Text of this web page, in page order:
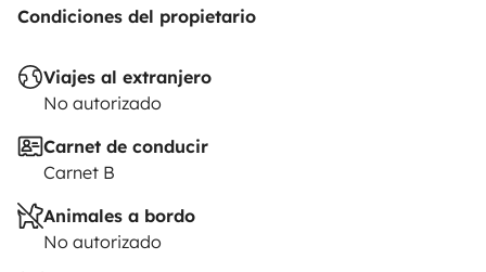
Condiciones del propietario
Viajes al extranjero
No autorizado
Carnet de conducir
Carnet B
Animales a bordo
No autorizado